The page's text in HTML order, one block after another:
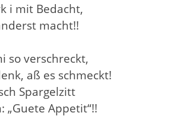
i mit Bedacht,
macht!!
so verschreckt,
aß es schmeckt!
Spargelzitt
„Guete Appetit“!!